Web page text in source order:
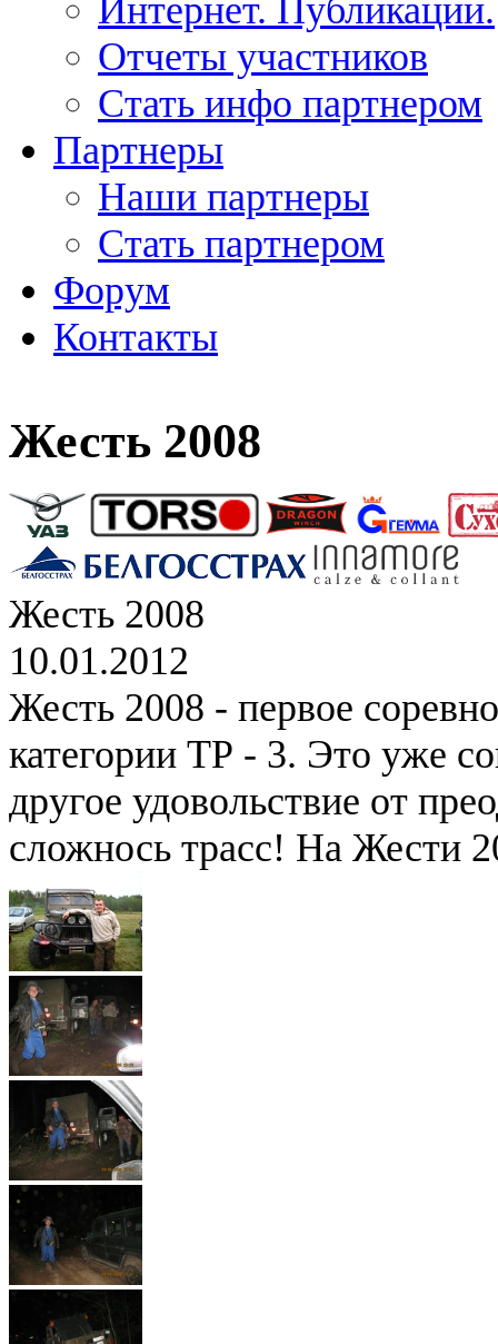
Интернет. Публикации.
Отчеты участников
Стать инфо партнером
Партнеры
Наши партнеры
Стать партнером
Форум
Контакты
Жесть 2008
Жесть 2008
10.01.2012
Жесть 2008 - первое
категории ТР - 3. Это уже
другое удовольствие от
сложнось трасс! На Жести